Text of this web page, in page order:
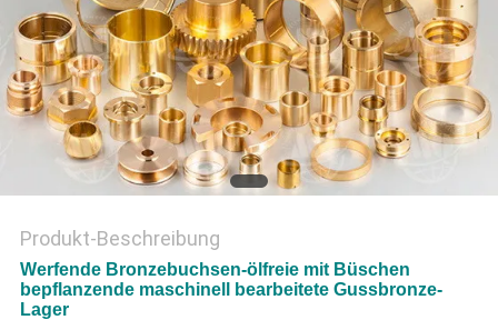
Produkt-Beschreibung
Werfende Bronzebuchsen-ölfreie mit Büschen
bepflanzende maschinell bearbeitete Gussbronze-
Lager